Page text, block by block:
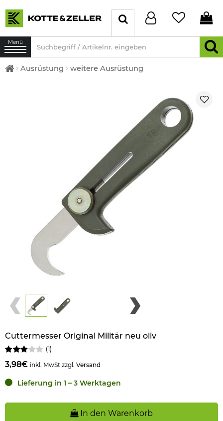
Menü
Ausrüstung weitere Ausrüstung
Cuttermesser Original Militär neu oliv
(1 )
3,98€ inkl. MwSt zzgl. Versand
Lieferung in 1 – 3 Werktagen
In den Warenkorb